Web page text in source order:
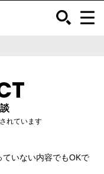
れています
いない内容でもOKで